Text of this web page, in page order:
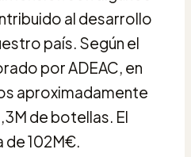
al desarrollo
país. Según el
por ADEAC, en
aproximadamente
de botellas. El
102M€.